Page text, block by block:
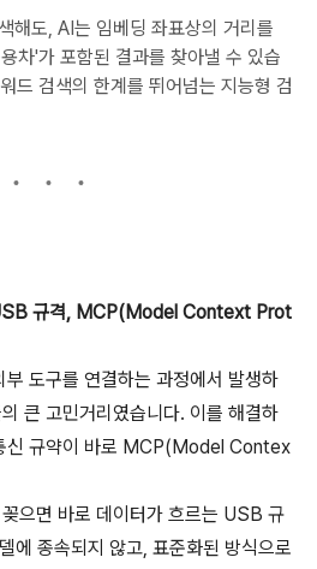
해도, AI는 임베딩 좌표상의 거리를
차'가 포함된 결과를 찾아낼 수 있습
드 검색의 한계를 뛰어넘는 지능형 검
규격, MCP(Model Context Prot
도구를 연결하는 과정에서 발생하
큰 고민거리였습니다. 이를 해결하
신 규약이 바로 MCP(Model Contex
으면 바로 데이터가 흐르는 USB 규
에 종속되지 않고, 표준화된 방식으로